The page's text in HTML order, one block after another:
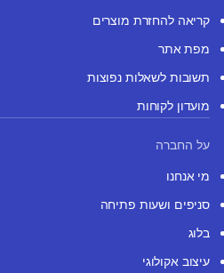
קריאה להחזרת מוצרים
מפת אתר
תשובות לשאלות נפוצות
מועדון לקוחות
על החברה
מי אנחנו
סניפים ושעות פתיחה
בלוג
עיצוב אקולוגי